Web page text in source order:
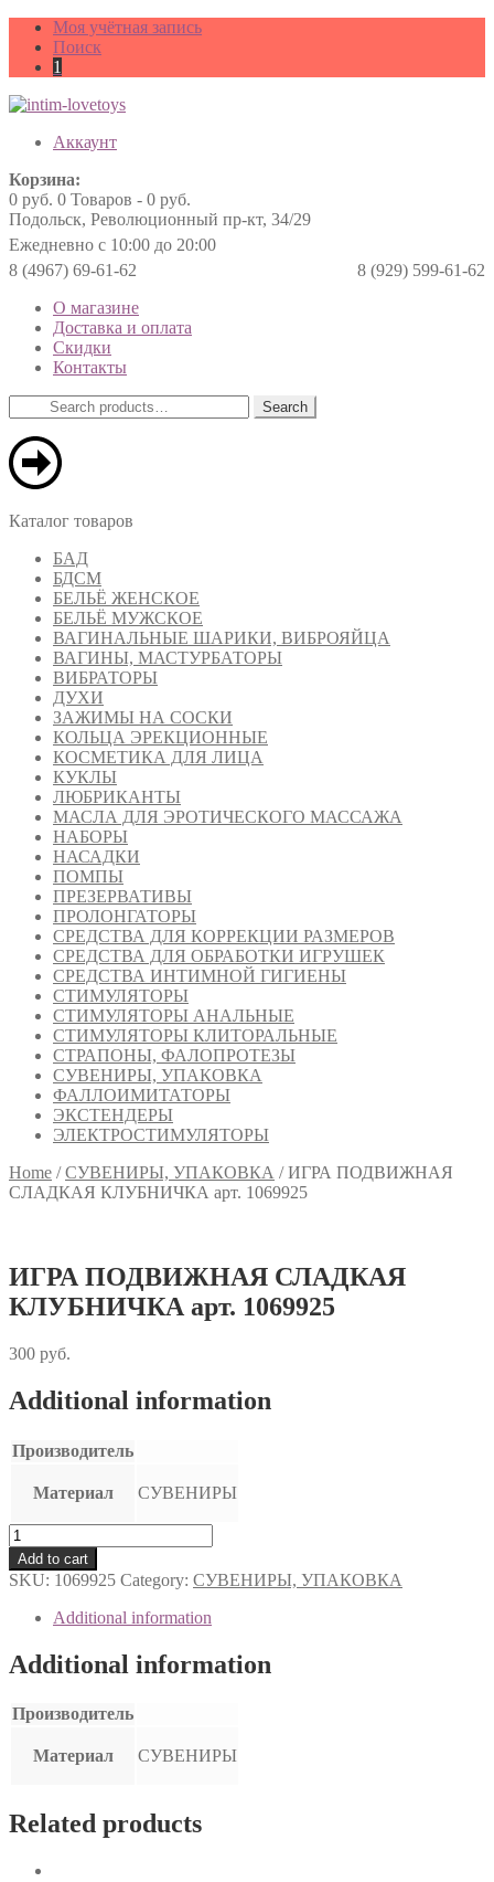
Моя учётная запись
Поиск
1
Аккаунт
Корзина:
0 руб. 0 Товаров - 0 руб.
Подольск, Революционный пр-кт, 34/29
Ежедневно с 10:00 до 20:00
8 (4967) 69-61-62
8 (929) 599-61-62
О магазине
Доставка и оплата
Скидки
Контакты
Search
for:
Search
Каталог товаров
БАД
БДСМ
БЕЛЬЁ ЖЕНСКОЕ
БЕЛЬЁ МУЖСКОЕ
ВАГИНАЛЬНЫЕ ШАРИКИ, ВИБРОЯЙЦА
ВАГИНЫ, МАСТУРБАТОРЫ
ВИБРАТОРЫ
ДУХИ
ЗАЖИМЫ НА СОСКИ
КОЛЬЦА ЭРЕКЦИОННЫЕ
КОСМЕТИКА ДЛЯ ЛИЦА
КУКЛЫ
ЛЮБРИКАНТЫ
МАСЛА ДЛЯ ЭРОТИЧЕСКОГО МАССАЖА
НАБОРЫ
НАСАДКИ
ПОМПЫ
ПРЕЗЕРВАТИВЫ
ПРОЛОНГАТОРЫ
СРЕДСТВА ДЛЯ КОРРЕКЦИИ РАЗМЕРОВ
СРЕДСТВА ДЛЯ ОБРАБОТКИ ИГРУШЕК
СРЕДСТВА ИНТИМНОЙ ГИГИЕНЫ
СТИМУЛЯТОРЫ
СТИМУЛЯТОРЫ АНАЛЬНЫЕ
СТИМУЛЯТОРЫ КЛИТОРАЛЬНЫЕ
СТРАПОНЫ, ФАЛОПРОТЕЗЫ
СУВЕНИРЫ, УПАКОВКА
ФАЛЛОИМИТАТОРЫ
ЭКСТЕНДЕРЫ
ЭЛЕКТРОСТИМУЛЯТОРЫ
Home /СУВЕНИРЫ, УПАКОВКА /ИГРА ПОДВИЖНАЯ
СЛАДКАЯ КЛУБНИЧКА арт. 1069925
ИГРА ПОДВИЖНАЯ СЛАДКАЯ
КЛУБНИЧКА арт. 1069925
300 руб.
Additional information
Производитель
Материал СУВЕНИРЫ
ИГРА
ПОДВИЖНАЯ
СЛАДКАЯ
КЛУБНИЧКА
1069925
quantity
Add to cart
SKU: 1069925 Category: СУВЕНИРЫ, УПАКОВКА
Additional information
Additional information
Производитель
Материал СУВЕНИРЫ
Related products